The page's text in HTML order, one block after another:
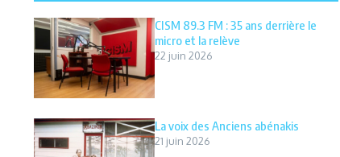
CISM 89.3 FM : 35 ans derrière le
micro et la relève
22 juin 2026
La voix des Anciens abénakis
21 juin 2026